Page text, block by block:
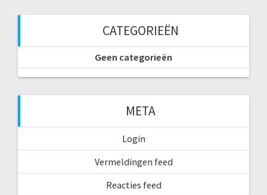
CATEGORIEËN
Geen categorieën
META
Login
Vermeldingen feed
Reacties feed